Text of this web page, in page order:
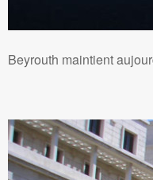
Beyrouth maintient